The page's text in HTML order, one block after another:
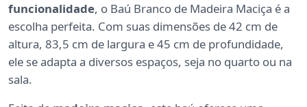
funcionalidade, o Baú Branco de Madeira Maciça é a
escolha perfeita. Com suas dimensões de 42 cm de
altura, 83,5 cm de largura e 45 cm de profundidade,
ele se adapta a diversos espaços, seja no quarto ou na
sala.